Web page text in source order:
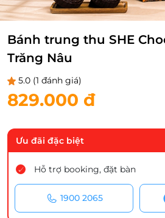
Bánh trung thu SHE
Trăng Nâu
5.0 (1 đánh giá)
829.000 đ
Ưu đãi đặc biệt
Hỗ trợ booking, đặt bàn
1900 2065